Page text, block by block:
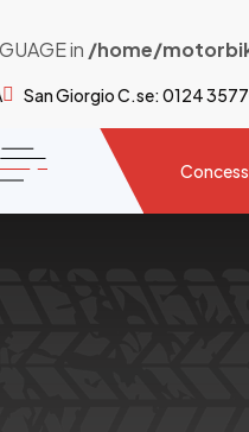
in /home/
San Giorgio C.se: 0124